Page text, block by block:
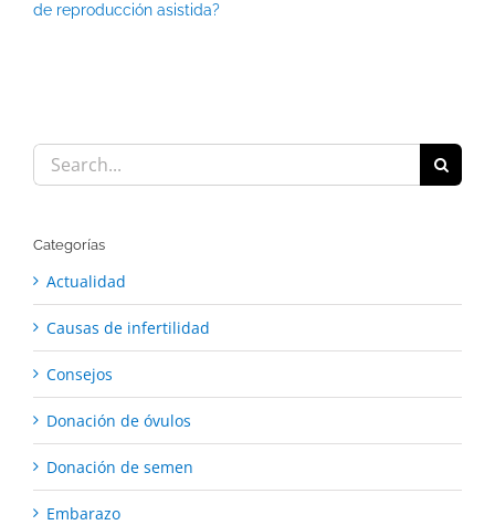
de reproducción asistida?
Search
for:
Categorías
Actualidad
Causas de infertilidad
Consejos
Donación de óvulos
Donación de semen
Embarazo